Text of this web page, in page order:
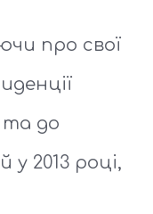
про свої
та до
у 2013 році,